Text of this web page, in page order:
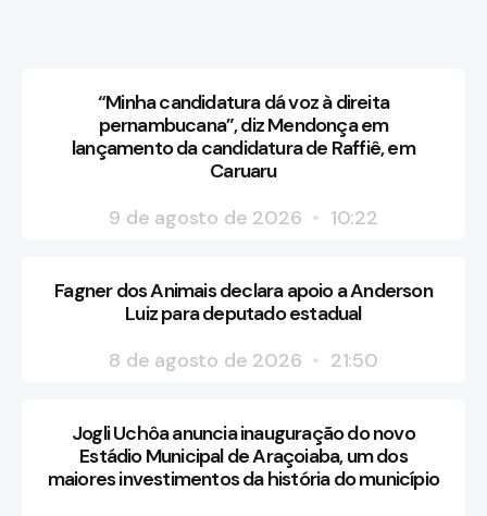
“Minha candidatura dá voz à direita
pernambucana”, diz Mendonça em
lançamento da candidatura de Raffiê, em
Caruaru
9 de agosto de 2026
10:22
Fagner dos Animais declara apoio a Anderson
Luiz para deputado estadual
8 de agosto de 2026
21:50
Jogli Uchôa anuncia inauguração do novo
Estádio Municipal de Araçoiaba, um dos
maiores investimentos da história do município